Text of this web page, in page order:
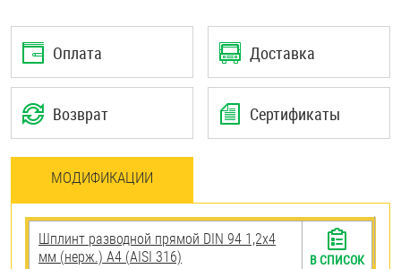
Оплата Доставка
Возврат Сертификаты
МОДИФИКАЦИИ
Шплинт разводной прямой DIN 94 1,2х4
мм (нерж.) A4 (AISI 316)
В СПИСОК